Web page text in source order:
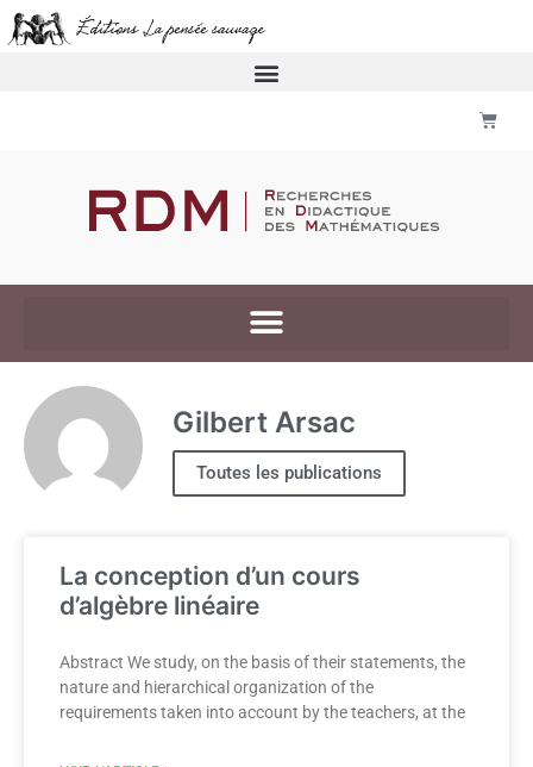
Gilbert Arsac
Toutes les publications
La conception d’un cours
d’algèbre linéaire
Abstract We study, on the basis of their statements, the
nature and hierarchical organization of the
requirements taken into account by the teachers, at the